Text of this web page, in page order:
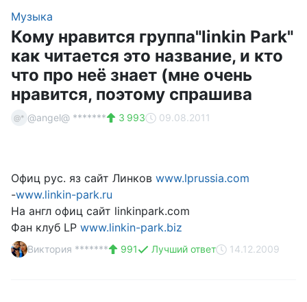
Музыка
Кому нравится группа"linkin Park"
как читается это название, и кто
что про неё знает (мне очень
нравится, поэтому спрашива
@* @angel@ ******* 3 993 09.08.2011
Офиц рус. яз сайт Линков www.lprussia.com
-www.linkin-park.ru
На англ офиц сайт linkinpark.com
Фан клуб LP www.linkin-park.biz
Виктория ******* 991 Лучший ответ 14.12.2009